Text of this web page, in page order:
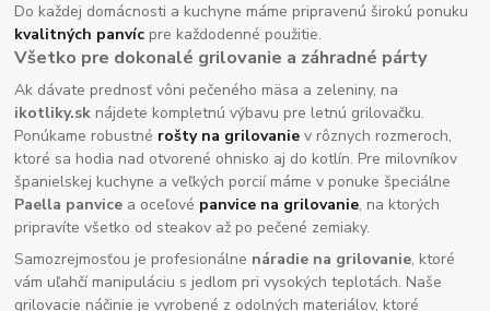
Do každej domácnosti a kuchyne máme pripravenú širokú ponuku
kvalitných panvíc pre každodenné použitie.
Všetko pre dokonalé grilovanie a záhradné párty
Ak dávate prednosť vôni pečeného mäsa a zeleniny, na
ikotliky.sk nájdete kompletnú výbavu pre letnú grilovačku.
Ponúkame robustné rošty na grilovanie v rôznych rozmeroch,
ktoré sa hodia nad otvorené ohnisko aj do kotlín. Pre milovníkov
španielskej kuchyne a veľkých porcií máme v ponuke špeciálne
Paella panvice a oceľové panvice na grilovanie, na ktorých
pripravíte všetko od steakov až po pečené zemiaky.
Samozrejmosťou je profesionálne náradie na grilovanie, ktoré
vám uľahčí manipuláciu s jedlom pri vysokých teplotách. Naše
grilovacie náčinie je vyrobené z odolných materiálov, ktoré